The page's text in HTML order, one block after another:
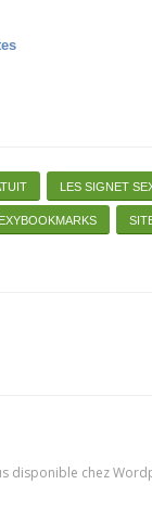
LES SIGNET
disponible chez